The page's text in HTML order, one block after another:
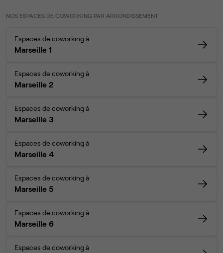
NOS ESPACES DE COWORKING PAR ARRONDISSEMENT
Espaces de coworking à
Marseille 1
Espaces de coworking à
Marseille 2
Espaces de coworking à
Marseille 3
Espaces de coworking à
Marseille 4
Espaces de coworking à
Marseille 5
Espaces de coworking à
Marseille 6
Espaces de coworking à